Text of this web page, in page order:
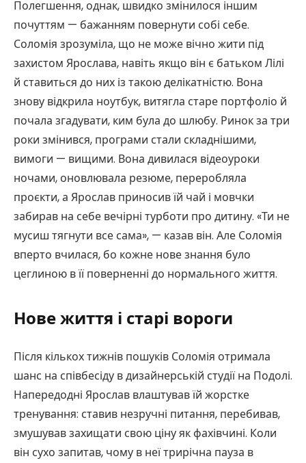
Полегшення, однак, швидко змінилося іншим
почуттям — бажанням повернути собі себе.
Соломія зрозуміла, що не може вічно жити під
захистом Ярослава, навіть якщо він є батьком Лілі
й ставиться до них із такою делікатністю. Вона
знову відкрила ноутбук, витягла старе портфоліо й
почала згадувати, ким була до шлюбу. Ринок за три
роки змінився, програми стали складнішими,
вимоги — вищими. Вона дивилася відеоуроки
ночами, оновлювала резюме, переробляла
проєкти, а Ярослав приносив їй чай і мовчки
забирав на себе вечірні турботи про дитину. «Ти не
мусиш тягнути все сама», — казав він. Але Соломія
вперто вчилася, бо кожне нове знання було
цеглиною в її поверненні до нормального життя.
Нове життя і старі вороги
Після кількох тижнів пошуків Соломія отримала
шанс на співбесіду в дизайнерській студії на Подолі.
Напередодні Ярослав влаштував їй жорстке
тренування: ставив незручні питання, перебивав,
змушував захищати свою ціну як фахівчині. Коли
він сухо запитав, чому в неї трирічна пауза в